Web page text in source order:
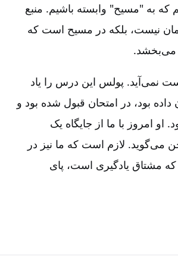
که به "مسیح" وابسته باشیم‌. منبع
نیست‌، بلکه در مسیح است که
می‌بخشد.
نمی‌آید. پولس این درس را یاد
داده بود، در امتحان قبول شده بود و
او امروز با ما از جایگاه یک
می‌گوید. لازم است که ما نیز در
که مشتاق یادگیری است‌، پای